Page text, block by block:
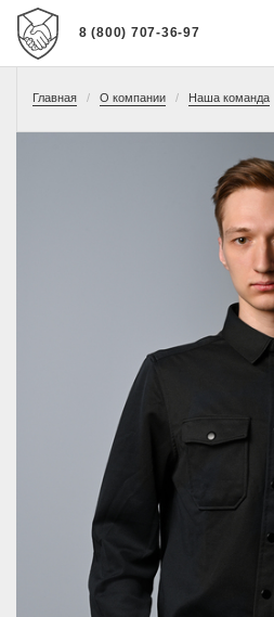
8 (800) 707-36-97
Главная О компании Наша команда